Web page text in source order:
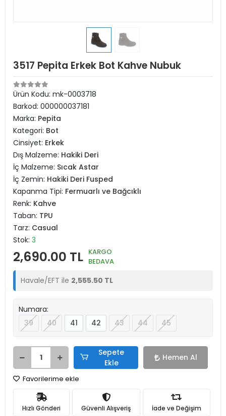
3517 Pepita Erkek Bot Kahve Nubuk
Ürün Kodu: mk-0003718
Barkod: 000000037181
Marka: Pepita
Kategori: Bot
Cinsiyet: Erkek
Dış Malzeme: Hakiki Deri
İç Malzeme: Sıcak Astar
İç Zemin: Hakiki Deri Fusped
Kapanma Tipi: Fermuarlı ve Bağcıklı
Renk: Kahve
Taban: TPU
Tarz: Casual
Stok: 3
2,690.00 TL KARGO
BEDAVA
Havale/EFT ile 2,555.50 TL
Numara:
39
40 41 42 43 44 45
Sepete
Ekle
Hemen Al
Favorilerime ekle
Hızlı Gönderi Güvenli Alışveriş İade ve Değişim